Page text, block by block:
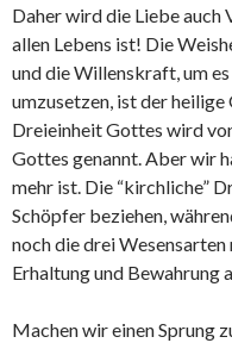
Daher wird die Liebe auch
allen Lebens ist! Die
und die Willenskraft, um
umzusetzen, ist der
Dreieinheit Gottes wird
Gottes genannt. Aber wir
mehr ist. Die “kirchliche”
Schöpfer beziehen,
noch die drei
Erhaltung und Bewahrung
Machen wir einen Sprung